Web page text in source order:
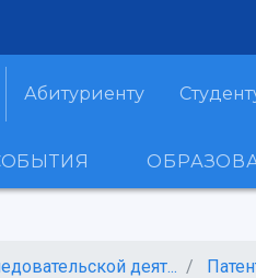
Абитуриенту
деят...